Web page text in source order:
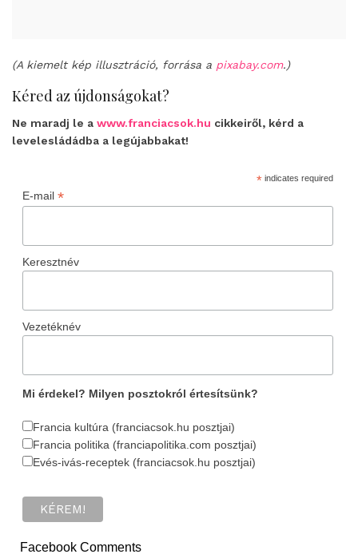
(A kiemelt kép illusztráció, forrása a pixabay.com.)
Kéred az újdonságokat?
Ne maradj le a www.franciacsok.hu cikkeiről, kérd a
levelesládádba a legújabbakat!
*indicates required
E-mail *
Keresztnév
Vezetéknév
Mi érdekel? Milyen posztokról értesítsünk?
Francia kultúra (franciacsok.hu posztjai)
Francia politika (franciapolitika.com posztjai)
Evés-ivás-receptek (franciacsok.hu posztjai)
Facebook Comments